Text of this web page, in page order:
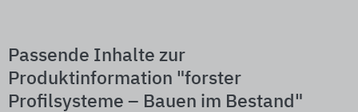
Passende Inhalte zur
Produktinformation "forster
Profilsysteme – Bauen im Bestand"